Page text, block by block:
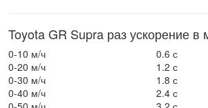
Toyota GR Supra раз ускорение в
0-10 м/ч
0.6 с
0-20 м/ч
1.2 с
0-30 м/ч
1.8 с
0-40 м/ч
2.4 с